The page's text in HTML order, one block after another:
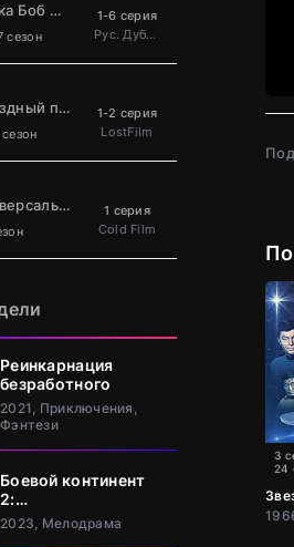
Губка Боб Квадратные Штаны
сезон
1-6 серия
Рус. Дублированный
Звёздный путь: Странные новые миры
1-2 серия
LostFilm
Универсальный боец
1 серия
Cold Film
Реинкарнация
безработного
2021, Приключения,
Фэнтези
Боевой континент
2:
Непревзойдённый
клан Та
2023, Мелодрама
3
24